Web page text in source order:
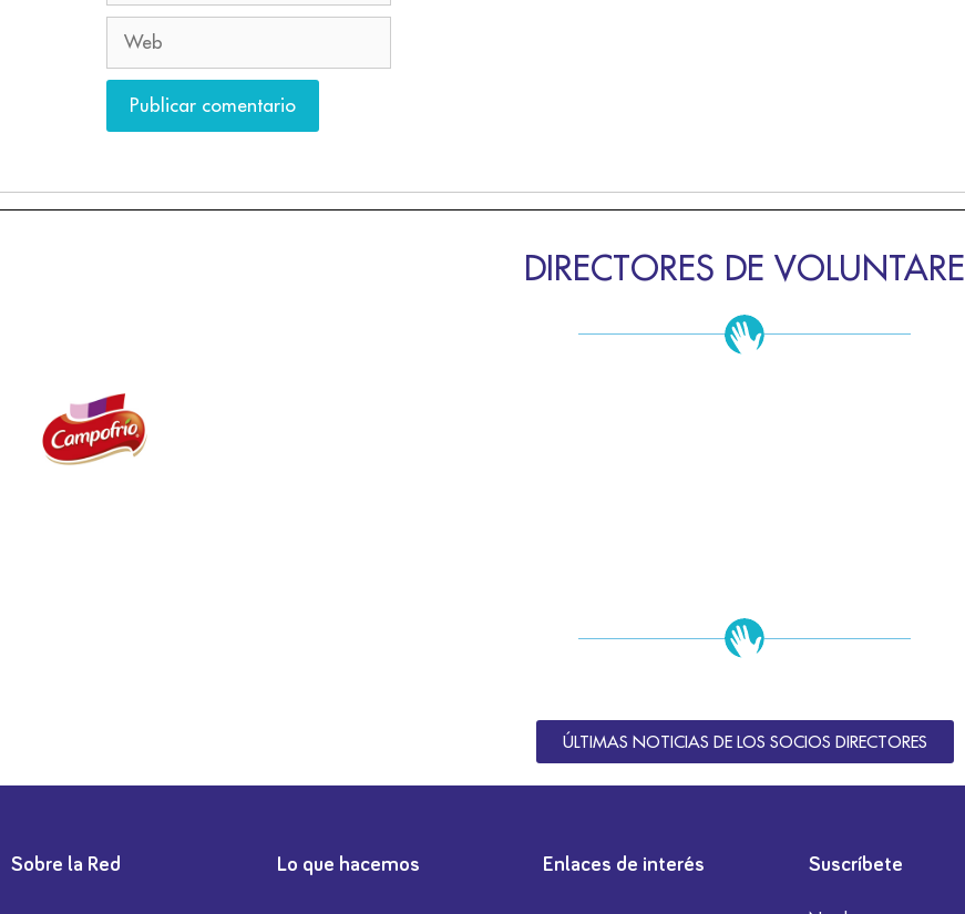
DIRECTORES DE VOLUNTARE
ÚLTIMAS NOTICIAS DE LOS SOCIOS DIRECTORES
Sobre la Red Lo que hacemos Enlaces de interés Suscríbete